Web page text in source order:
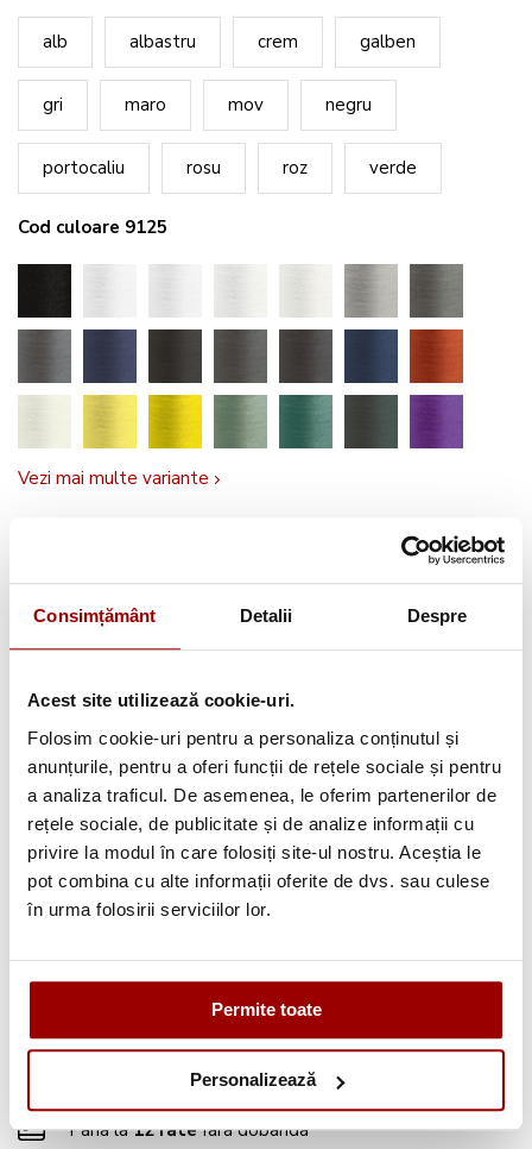
Consimțământ Detalii Despre
Acest site utilizează cookie-uri.
Folosim cookie-uri pentru a personaliza conținutul și
anunțurile, pentru a oferi funcții de rețele sociale și pentru
a analiza traficul. De asemenea, le oferim partenerilor de
rețele sociale, de publicitate și de analize informații cu
privire la modul în care folosiți site-ul nostru. Aceștia le
pot combina cu alte informații oferite de dvs. sau culese
în urma folosirii serviciilor lor.
Permite toate
Personalizează
alb albastru crem galben
gri maro mov negru
portocaliu rosu roz verde
Cod culoare 9125
Vezi mai multe variante
Anunța-ma cand scade pretul
- +
Cere informatii
Informatii conformitate produs
Consultantaprofesionala
Deschidere coletla livrare
Pana la12 ratefara dobanda